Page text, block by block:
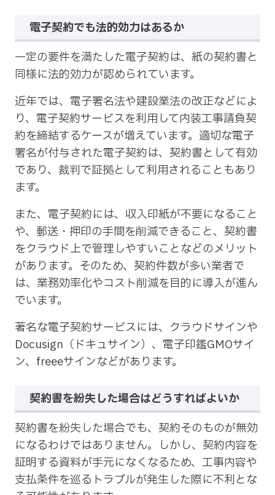
電子契約でも法的効力はあるか
一定の要件を満たした電子契約は、紙の契約書と
同様に法的効力が認められています。
近年では、電子署名法や建設業法の改正などによ
り、電子契約サービスを利用して内装工事請負契
約を締結するケースが増えています。適切な電子
署名が付与された電子契約は、契約書として有効
であり、裁判で証拠として利用されることもあり
ます。
また、電子契約には、収入印紙が不要になること
や、郵送・押印の手間を削減できること、契約書
をクラウド上で管理しやすいことなどのメリット
があります。そのため、契約件数が多い業者で
は、業務効率化やコスト削減を目的に導入が進ん
でいます。
著名な電子契約サービスには、クラウドサインや
Docusign（ドキュサイン）、電子印鑑GMOサイ
ン、freeeサインなどがあります。
契約書を紛失した場合はどうすればよいか
契約書を紛失した場合でも、契約そのものが無効
になるわけではありません。しかし、契約内容を
証明する資料が手元になくなるため、工事内容や
支払条件を巡るトラブルが発生した際に不利とな